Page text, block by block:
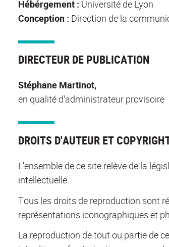
Hébérgement : Université de Lyon
Conception : Direction de la
DIRECTEUR DE PUBLICATION
Stéphane Martinot,
en qualité d'administrateur provisoire
DROITS D'AUTEUR ET
L'ensemble de ce site relève de la
intellectuelle.
Tous les droits de reproduction sont
représentations iconographiques et
La reproduction de tout ou partie de